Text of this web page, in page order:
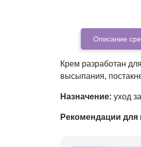
Описание
Крем разработан
высыпания,
Назначение: уход
Рекомендации для